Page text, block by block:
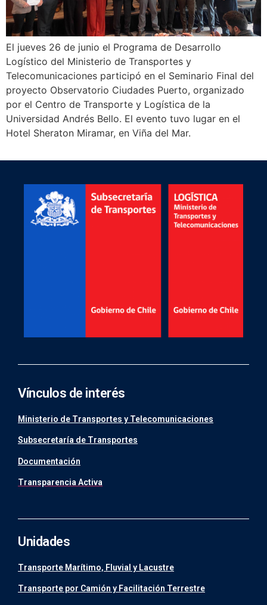
El jueves 26 de junio el Programa de Desarrollo
Logístico del Ministerio de Transportes y
Telecomunicaciones participó en el Seminario Final del
proyecto Observatorio Ciudades Puerto, organizado
por el Centro de Transporte y Logística de la
Universidad Andrés Bello. El evento tuvo lugar en el
Hotel Sheraton Miramar, en Viña del Mar.
Vínculos de interés
Ministerio de Transportes y Telecomunicaciones
Subsecretaría de Transportes
Documentación
Transparencia Activa
Unidades
Transporte Marítimo, Fluvial y Lacustre
Transporte por Camión y Facilitación Terrestre